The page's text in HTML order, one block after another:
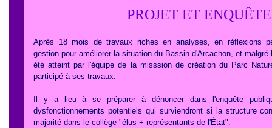
PROJET ET
Après 18 mois de travaux riches en analyses, en réflexions
gestion pour améliorer la situation du Bassin d'Arcachon, et
été atteint par l'équipe de la misssion de création du Parc
participé à ses travaux.
Il y a lieu à se préparer à dénoncer dans l'enquête
dysfonctionnements potentiels qui surviendront si la structure
majorité dans le collège "élus + représentants de l'État".